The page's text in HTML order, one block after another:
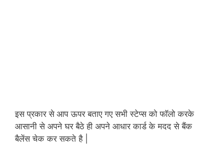
इस प्रकार से आप ऊपर बताए गए सभी स्टेप्स को फॉलो करके
आसानी से अपने घर बैठे ही अपने आधार कार्ड के मदद से बैंक
बैलेंस चेक कर सकते है |